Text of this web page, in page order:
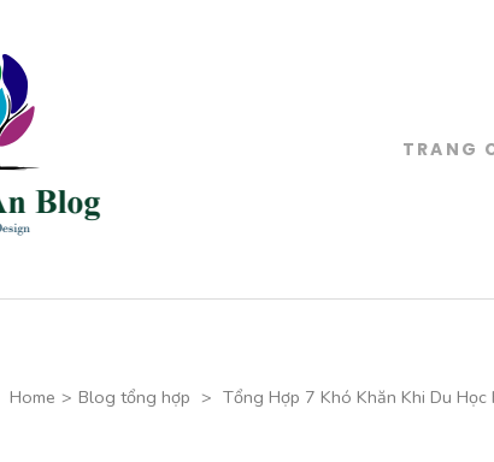
TRANG
Home > Blog tổng hợp > Tổng Hợp 7 Khó Khăn Khi Du Học